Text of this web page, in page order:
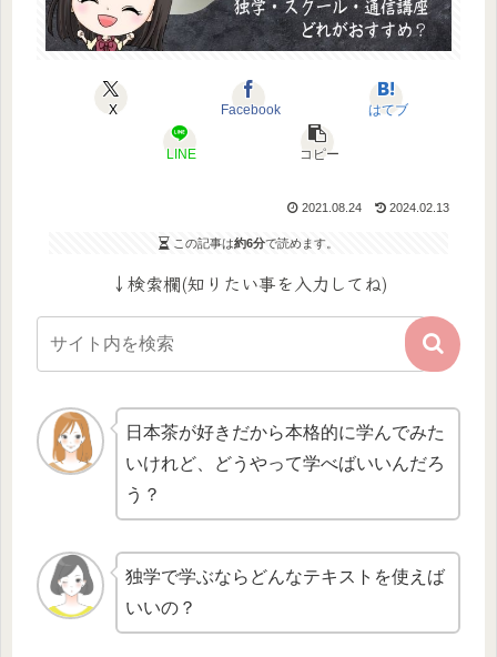
X Facebook はてブ
LINE コピー
2021.08.24 2024.02.13
この記事は約6分で読めます。
↓検索欄(知りたい事を入力してね)
日本茶が好きだから本格的に学んでみた
いけれど、どうやって学べばいいんだろ
う？
独学で学ぶならどんなテキストを使えば
いいの？